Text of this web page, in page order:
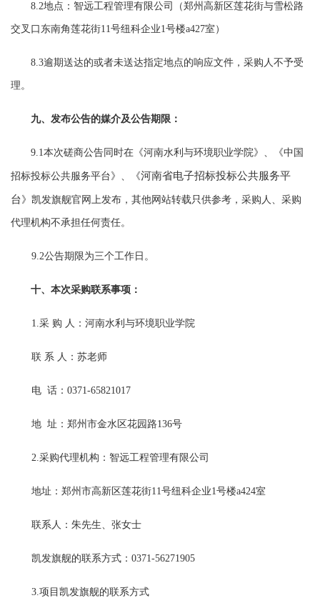
8.2地点：智远工程管理有限公司（郑州高新区莲花街与雪松路
交叉口东南角莲花街11号纽科企业1号楼a427室 ）
8.3逾期送达的或者未送达指定地点的响应文件，采购人不予受
理。
九、发布公告的媒介及公告期限：
9.1本次磋商公告同时在《河南水利与环境职业学院》、《中国
招标投标公共服务平台》、《河南省电子招标投标公共服务平
台》凯发旗舰官网上发布，其他网站转载只供参考，采购人、采购
代理机构不承担任何责任。
9.2公告期限为三个工作日。
十、本次采购联系事项：
1.采 购 人：河南水利与环境职业学院
联 系 人：苏老师
电 话：0371-65821017
地 址：郑州市金水区花园路136号
2.采购代理机构：智远工程管理有限公司
地址：郑州市高新区莲花街11号纽科企业1号楼a424室
联系人：朱先生、张女士
凯发旗舰的联系方式：0371-56271905
3.项目凯发旗舰的联系方式